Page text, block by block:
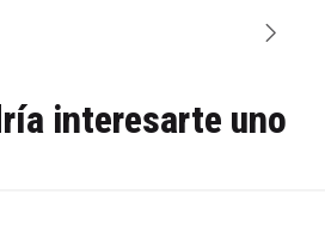
interesarte uno